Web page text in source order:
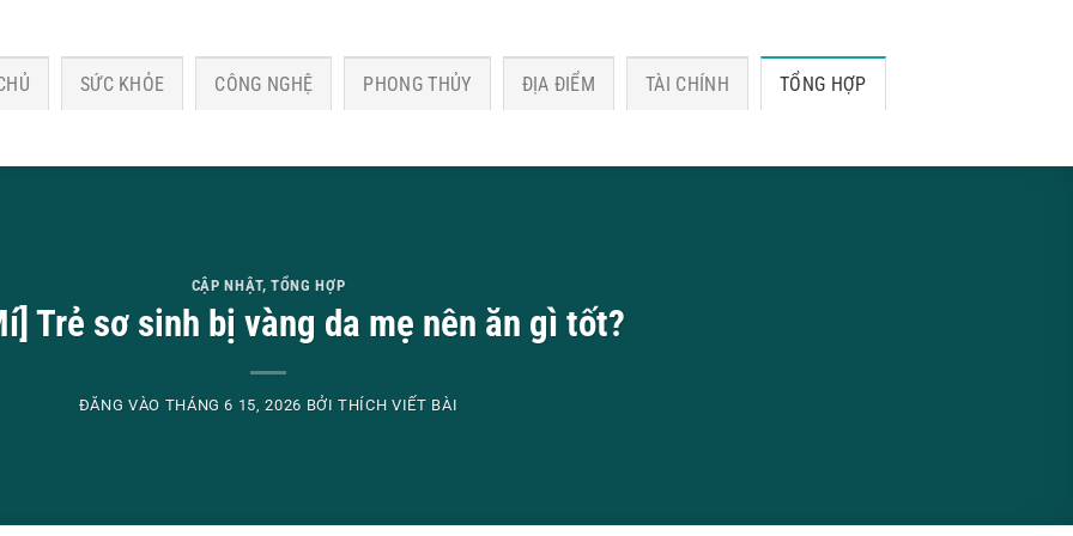
SỨC KHỎE CÔNG NGHỆ PHONG THỦY ĐỊA ĐIỂM TÀI CHÍNH TỔNG HỢP
CẬP NHẬT,TỔNG HỢP
Trẻ sơ sinh bị vàng da mẹ nên ăn gì tốt?
ĐĂNG VÀO THÁNG 6 15, 2026 BỞITHÍCH VIẾT BÀI